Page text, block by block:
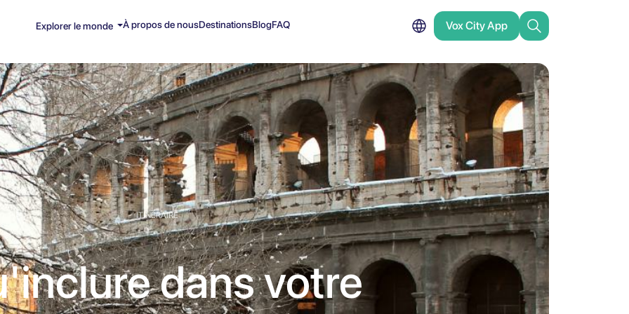
Explorer le monde À propos de nousDestinationsBlogFAQ Vox City App
ITINÉRAIRE
dans votre